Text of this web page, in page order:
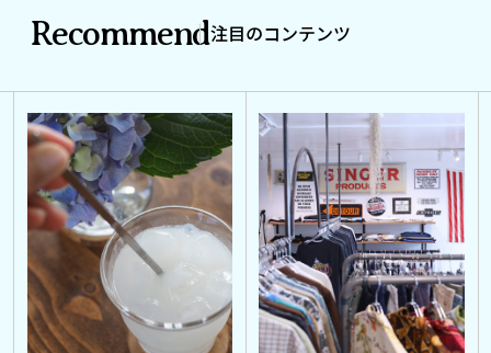
Recommend注目のコンテンツ